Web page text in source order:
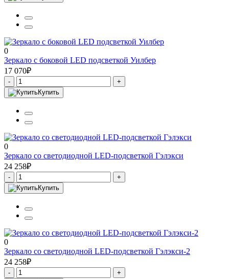
0
Зеркало с боковой LED подсветкой Уилбер
17 070₽
-
+
Купить
0
Зеркало со светодиодной LED-подсветкой Гэлэкси
24 258₽
-
+
Купить
0
Зеркало со светодиодной LED-подсветкой Гэлэкси-2
24 258₽
-
+